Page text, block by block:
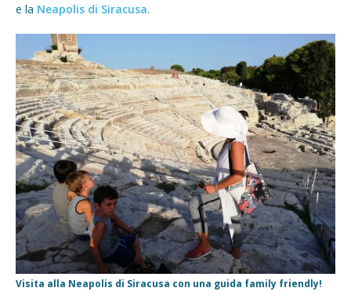
e la Neapolis di Siracusa.
Visita alla Neapolis di Siracusa con una guida family friendly!